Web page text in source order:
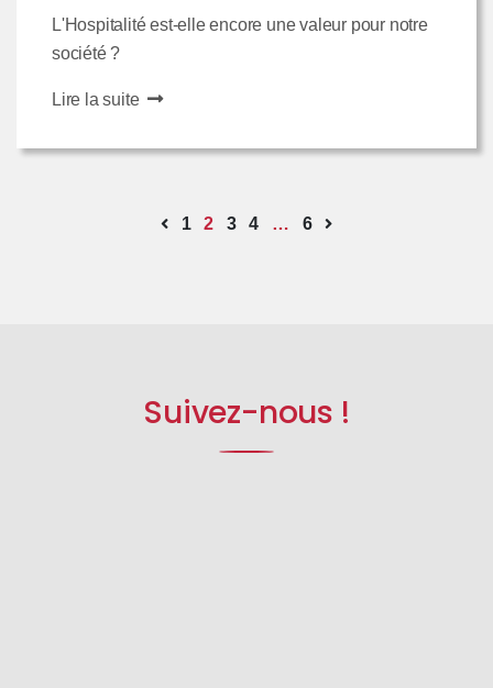
L'Hospitalité est-elle encore une valeur pour notre
société ?
Lire la suite
1 2 3 4 … 6
Suivez-nous !